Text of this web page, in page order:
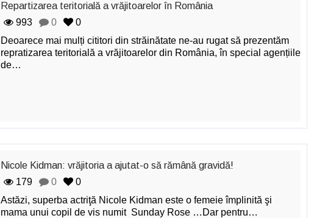
Repartizarea teritorială a vrăjitoarelor în România
993
0
0
Deoarece mai mulți cititori din străinătate ne-au rugat să prezentăm
repratizarea teritorială a vrăjitoarelor din România, în special agențiile
de…
Nicole Kidman: vrăjitoria a ajutat-o să rămână gravidă!
179
0
0
Astăzi, superba actriţă Nicole Kidman este o femeie împlinită şi
mama unui copil de vis numit Sunday Rose …Dar pentru…